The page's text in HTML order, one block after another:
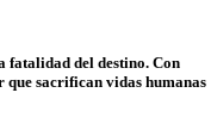
fatalidad del destino. Con
que sacrifican vidas humanas